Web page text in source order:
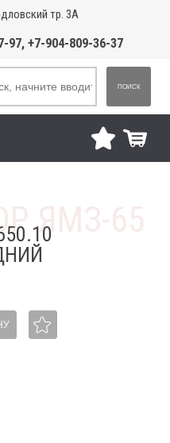
тр. 3А
97, +7-904-809-36-37
ПОИСК